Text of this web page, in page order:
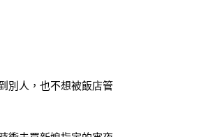
別人，也不想被飯店管